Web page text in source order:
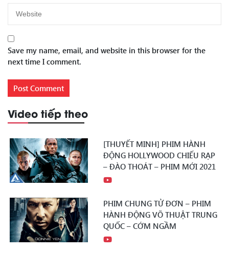
Save my name, email, and website in this browser for the
next time I comment.
Video tiếp theo
[THUYẾT MINH] PHIM HÀNH
ĐỘNG HOLLYWOOD CHIẾU RẠP
– ĐÀO THOÁT – PHIM MỚI 2021
PHIM CHUNG TỬ ĐƠN – PHIM
HÀNH ĐỘNG VÕ THUẬT TRUNG
QUỐC – CỚM NGẦM